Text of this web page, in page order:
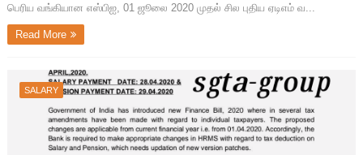
பெரிய வங்கியான எஸ்பிஐ, 01 ஜூலை 2020 முதல் சில புதிய ஏடிஎம் வ...
Read More
SALARY